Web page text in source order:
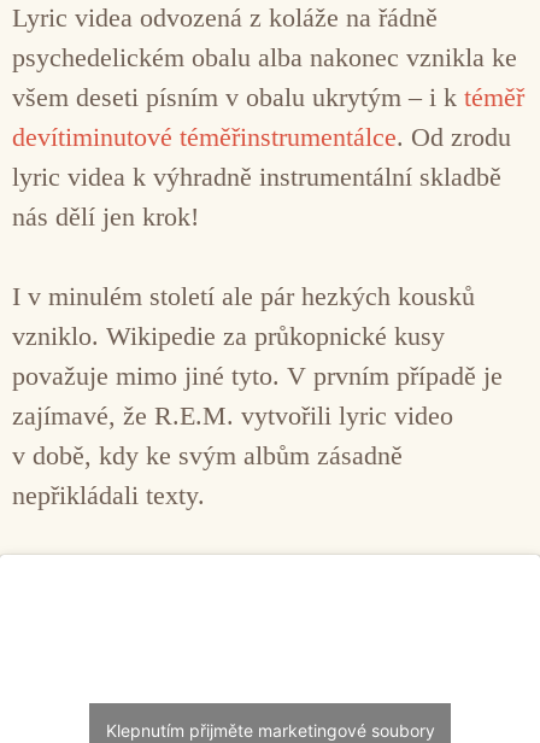
Lyric videa odvozená z koláže na řádně
psychedelickém obalu alba nakonec vznikla ke
všem deseti písním v obalu ukrytým – i k téměř
devítiminutové téměřinstrumentálce. Od zrodu
lyric videa k výhradně instrumentální skladbě
nás dělí jen krok!
I v minulém století ale pár hezkých kousků
vzniklo. Wikipedie za průkopnické kusy
považuje mimo jiné tyto. V prvním případě je
zajímavé, že R.E.M. vytvořili lyric video
v době, kdy ke svým albům zásadně
nepřikládali texty.
Klepnutím přijměte marketingové soubory